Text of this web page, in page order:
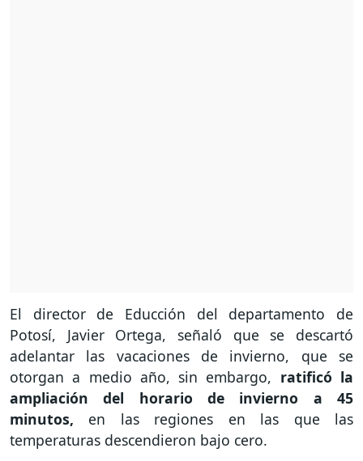
El director de Educción del departamento de
Potosí, Javier Ortega, señaló que se descartó
adelantar las vacaciones de invierno, que se
otorgan a medio año, sin embargo, ratificó la
ampliación del horario de invierno a 45
minutos, en las regiones en las que las
temperaturas descendieron bajo cero.